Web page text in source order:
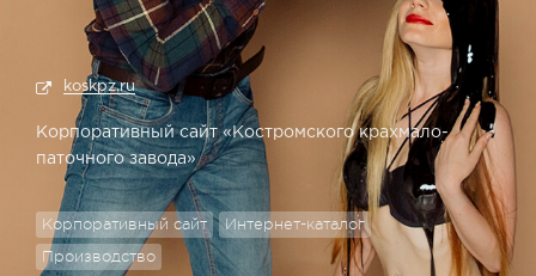
koskpz.ru
Корпоративный сайт «Костромского крахмало-
паточного завода»
Корпоративный сайт
Интернет-каталог
Производство